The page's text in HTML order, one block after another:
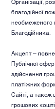
Організації,
благодійної
необмеженого
Благодійника.
Акцепт –
Публічної
здійснення
платіжних
Сайті, а також
грошових